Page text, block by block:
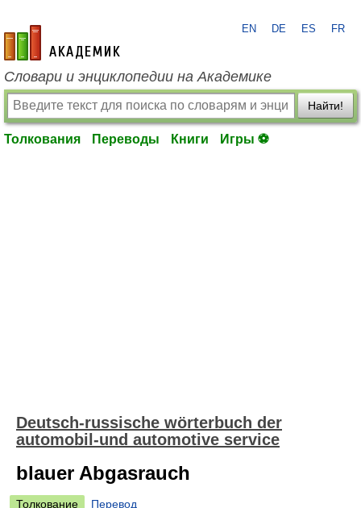
academic.ru
EN DE ES FR
Словари и энциклопедии на Академике
Найти!
Толкования Переводы Книги Игры ⚽
Deutsch-russische wörterbuch der
automobil-und automotive service
blauer Abgasrauch
Толкование
Перевод